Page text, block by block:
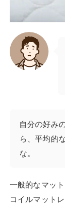
自分の好み
ら、平均的
な。
一般的なマッ
コイルマット